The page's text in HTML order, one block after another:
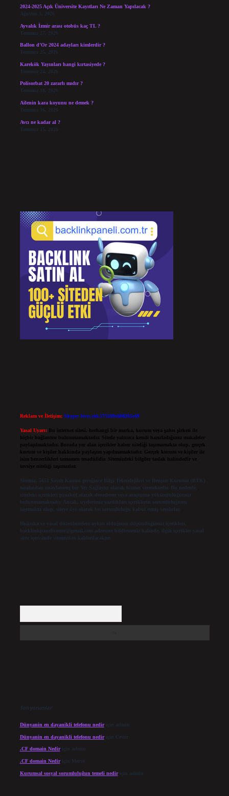
2024-2025 Açık Üniversite Kayıtları Ne Zaman Yapılacak ?
Ağustos 3, 2026
Ayvalık İzmir arası otobüs kaç TL ?
Temmuz 27, 2026
Ballon d’Or 2024 adayları kimlerdir ?
Temmuz 25, 2026
Karekök Yayınları hangi kırtasiyede ?
Temmuz 24, 2026
Polisorbat 20 zararlı mıdır ?
Temmuz 18, 2026
Ailenin kara koyunu ne demek ?
Temmuz 16, 2026
Avcı ne kadar al ?
Temmuz 15, 2026
Reklam ve İletişim: Skype: live:.cid.575569c608265c69
Yasal Uyarı:
Bu internet sitesi, herhangi bir marka, kurum veya şahıs şirketi ile
hiçbir bağlantısı bulunmamaktadır. Sitede yalnızca kendi hazırladığımız makaleler
paylaşılmaktadır. Burada yer alan içerikler haber niteliği taşımamakta olup, gerçek
kurum ve kişiler hakkında paylaşım yapılmamaktadır. Gerçek kurum ve kişiler ile
isim benzerlikleri tamamen tesadüfidir. Sitemizdeki bilgiler taslak halindedir ve
tavsiye niteliği taşımazlar.
Sitemiz, 5651 Sayılı Kanun gereğince Bilgi Teknolojileri ve İletişim Kurumu (BTK)
tarafından onaylanmış bir Yer Sağlayıcı olarak hizmet vermektedir. Bu nedenle,
sitedeki içerikleri proaktif olarak denetleme veya araştırma yükümlülüğümüz
bulunmamaktadır. Ancak, üyelerimiz yazdıkları içeriklerin sorumluluğunu
taşımakta olup, siteye üye olarak bu sorumluluğu kabul etmiş sayılırlar.
Hukuka ve yasal düzenlemelere aykırı olduğunu düşündüğünüz içerikleri,
backlinkpanelicomtr@gmail.comadresine bildirmeniz halinde, ilgili içerikler yasal
süre içerisinde sitemizden kaldırılacaktır.
Son yorumlar
Dünyanin en dayanikli telefonu nediriçin admin
Dünyanin en dayanikli telefonu nediriçin Cesur
.CF domain Nediriçin admin
.CF domain Nediriçin Merve
Kurumsal sosyal sorumluluğun temeli nediriçin admin